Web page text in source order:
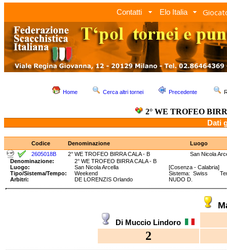
Contatti Elo Italia
Home Cerca altri tornei Precedente
2° WE TROFEO
Dati
Codice Denominazione
Luogo
2605018B
2° WE TROFEO BIRRA CALA - B
San Nicola
Denominazione:
2° WE TROFEO BIRRA CALA - B
Luogo:
San Nicola Arcella
[Cosenza - Calabria]
Tipo/Sistema/Tempo:
Weekend
Sistema: Swiss
Arbitri:
DE LORENZIS Orlando NUDO D.
Di Muccio Lindoro
2